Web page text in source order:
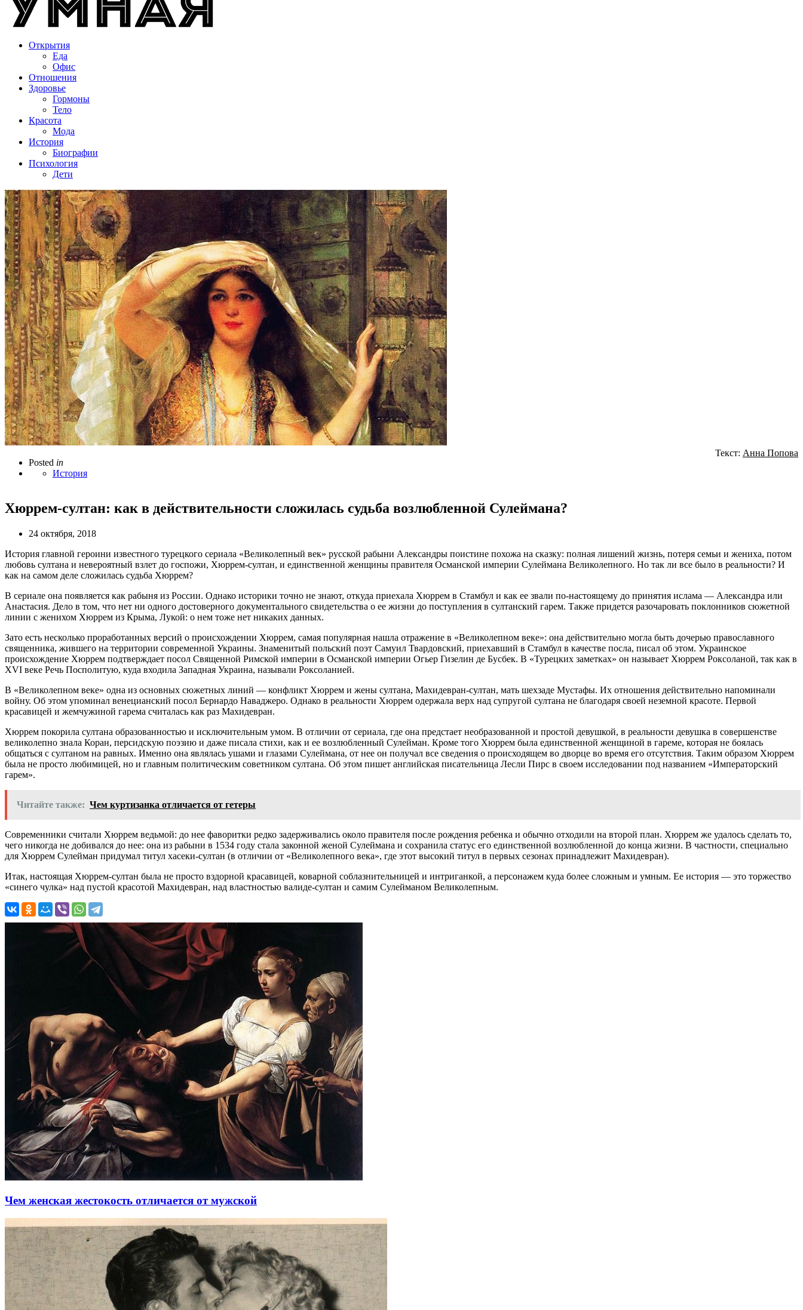
Открытия
Еда
Офис
Отношения
Здоровье
Гормоны
Тело
Красота
Мода
История
Биографии
Психология
Дети
Posted in
История
Текст: Анна Попова
Хюррем-султан: как в действительности сложилась судьба возлюбленной Сулеймана?
24 октября, 2018
История главной героини известного турецкого сериала «Великолепный век» русской рабыни Александры поистине похожа на сказку: полная лишений жизнь, потеря семьи и жениха, потом
любовь султана и невероятный взлет до госпожи, Хюррем-султан, и единственной женщины правителя Османской империи Сулеймана Великолепного. Но так ли все было в реальности? И
как на самом деле сложилась судьба Хюррем?
В сериале она появляется как рабыня из России. Однако историки точно не знают, откуда приехала Хюррем в Стамбул и как ее звали по-настоящему до принятия ислама — Александра или
Анастасия. Дело в том, что нет ни одного достоверного документального свидетельства о ее жизни до поступления в султанский гарем. Также придется разочаровать поклонников сюжетной
линии с женихом Хюррем из Крыма, Лукой: о нем тоже нет никаких данных.
Зато есть несколько проработанных версий о происхождении Хюррем, самая популярная нашла отражение в «Великолепном веке»: она действительно могла быть дочерью православного
священника, жившего на территории современной Украины. Знаменитый польский поэт Самуил Твардовский, приехавший в Стамбул в качестве посла, писал об этом. Украинское
происхождение Хюррем подтверждает посол Священной Римской империи в Османской империи Огьер Гизелин де Бусбек. В «Турецких заметках» он называет Хюррем Роксоланой, так как в
XVI веке Речь Посполитую, куда входила Западная Украина, называли Роксоланией.
В «Великолепном веке» одна из основных сюжетных линий — конфликт Хюррем и жены султана, Махидевран-султан, мать шехзаде Мустафы. Их отношения действительно напоминали
войну. Об этом упоминал венецианский посол Бернардо Наваджеро. Однако в реальности Хюррем одержала верх над супругой султана не благодаря своей неземной красоте. Первой
красавицей и жемчужиной гарема считалась как раз Махидевран.
Хюррем покорила султана образованностью и исключительным умом. В отличии от сериала, где она предстает необразованной и простой девушкой, в реальности девушка в совершенстве
великолепно знала Коран, персидскую поэзию и даже писала стихи, как и ее возлюбленный Сулейман. Кроме того Хюррем была единственной женщиной в гареме, которая не боялась
общаться с султаном на равных. Именно она являлась ушами и глазами Сулеймана, от нее он получал все сведения о происходящем во дворце во время его отсутствия. Таким образом Хюррем
была не просто любимицей, но и главным политическим советником султана. Об этом пишет английская писательница Лесли Пирс в своем исследовании под названием «Императорский
гарем».
Читайте также: Чем куртизанка отличается от гетеры
Современники считали Хюррем ведьмой: до нее фаворитки редко задерживались около правителя после рождения ребенка и обычно отходили на второй план. Хюррем же удалось сделать то,
чего никогда не добивался до нее: она из рабыни в 1534 году стала законной женой Сулеймана и сохранила статус его единственной возлюбленной до конца жизни. В частности, специально
для Хюррем Сулейман придумал титул хасеки-султан (в отличии от «Великолепного века», где этот высокий титул в первых сезонах принадлежит Махидевран).
Итак, настоящая Хюррем-султан была не просто вздорной красавицей, коварной соблазнительницей и интриганкой, а персонажем куда более сложным и умным. Ее история — это торжество
«синего чулка» над пустой красотой Махидевран, над властностью валиде-султан и самим Сулейманом Великолепным.
Чем женская жестокость отличается от мужской